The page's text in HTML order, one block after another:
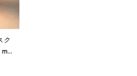
ク
m-